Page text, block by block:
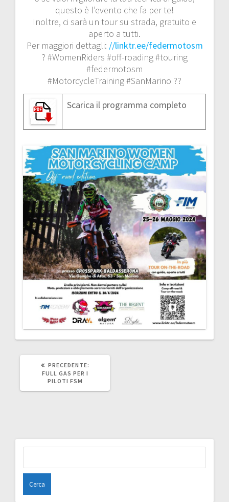
questo è l’evento che fa per te!
Inoltre, ci sarà un tour su strada, gratuito e
aperto a tutti.
Per maggiori dettagli: //linktr.ee/federmotosm
? #WomenRiders #off-roading #touring
#federmotosm
#MotorcycleTraining #SanMarino ??
Scarica il programma completo
PRECEDENTE:
FULL GAS PER I
PILOTI FSM